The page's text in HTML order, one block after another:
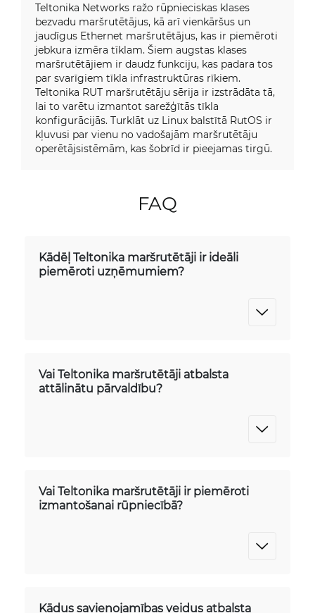
Teltonika Networks ražo rūpnieciskas klases
bezvadu maršrutētājus, kā arī vienkāršus un
jaudīgus Ethernet maršrutētājus, kas ir piemēroti
jebkura izmēra tīklam. Šiem augstas klases
maršrutētājiem ir daudz funkciju, kas padara tos
par svarīgiem tīkla infrastruktūras rīkiem.
Teltonika RUT maršrutētāju sērija ir izstrādāta tā,
lai to varētu izmantot sarežģītās tīkla
konfigurācijās. Turklāt uz Linux balstītā RutOS ir
kļuvusi par vienu no vadošajām maršrutētāju
operētājsistēmām, kas šobrīd ir pieejamas tirgū.
FAQ
Kādēļ Teltonika maršrutētāji ir ideāli
piemēroti uzņēmumiem?
Vai Teltonika maršrutētāji atbalsta
attālinātu pārvaldību?
Vai Teltonika maršrutētāji ir piemēroti
izmantošanai rūpniecībā?
Kādus savienojamības veidus atbalsta